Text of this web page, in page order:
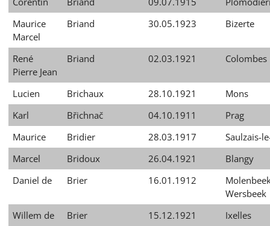
Maurice
Marcel
Briand 30.05.1923 Bizerte
René
Pierre Jean
Briand 02.03.1921 Colombes
Lucien Brichaux 28.10.1921
Mons
Karl
Břichnač 04.10.1911
Prag
Maurice
Bridier 28.03.1917
Saulzais-
Marcel
Bridoux 26.04.1921
Blangy
Daniel de
Brier 16.01.1912
Wersbeek
Willem de
Brier 15.12.1921 Ixelles